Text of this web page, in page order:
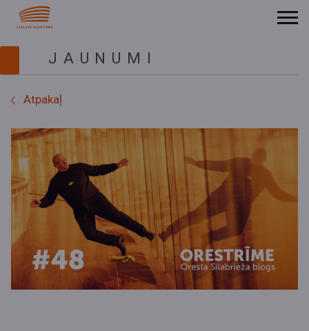
JAUNUMI
Atpakaļ